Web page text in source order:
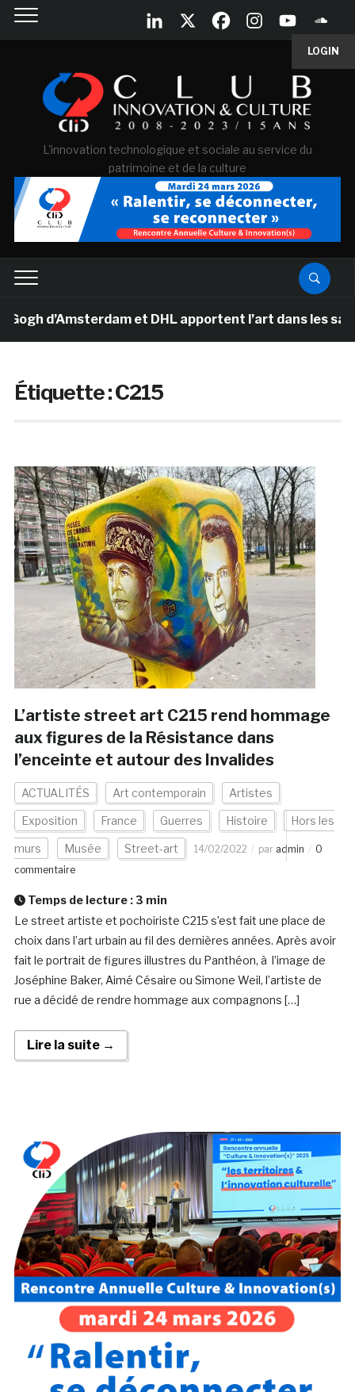
LOGIN
L'innovation technologique et sociale au service du
patrimoine et de la culture
d’Amsterdam et DHL apportent l’art dans les
Étiquette :C215
L’artiste street art C215 rend hommage
aux figures de la Résistance dans
l’enceinte et autour des Invalides
ACTUALITÉS Art contemporain Artistes
Exposition France Guerres Histoire Hors les
murs Musée Street-art 14/02/2022 par admin
0
commentaire
Temps de lecture : 3 min
Le street artiste et pochoiriste C215 s’est fait une place de
choix dans l’art urbain au fil des dernières années. Après avoir
fait le portrait de figures illustres du Panthéon, à l’image de
Joséphine Baker, Aimé Césaire ou Simone Weil, l’artiste de
rue a décidé de rendre hommage aux compagnons […]
Lire la suite →